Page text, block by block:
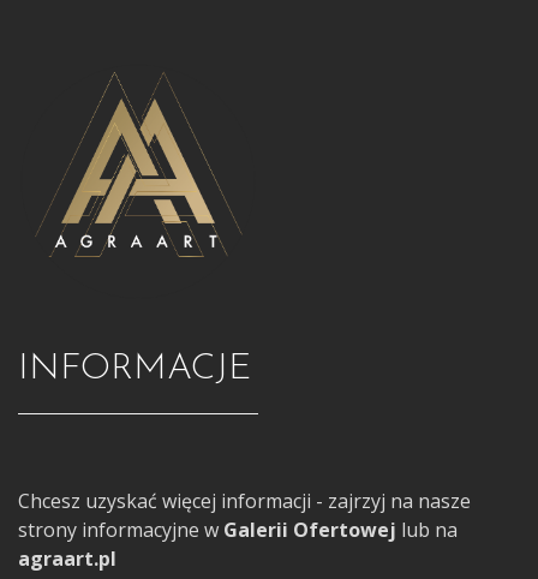
INFORMACJE
Chcesz uzyskać więcej informacji - zajrzyj na nasze
strony informacyjne w Galerii Ofertowej lub na
agraart.pl